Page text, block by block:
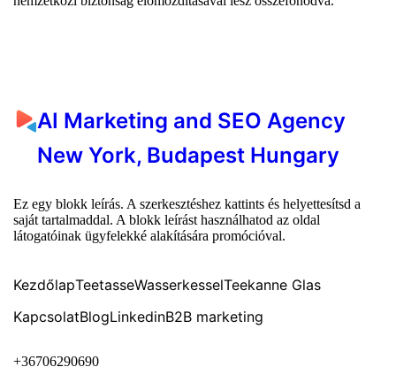
AI Marketing and SEO Agency
New York, Budapest Hungary
Ez egy blokk leírás. A szerkesztéshez kattints és helyettesítsd a
saját tartalmaddal. A blokk leírást használhatod az oldal
látogatóinak ügyfelekké alakítására promócióval.
KezdőlapTeetasseWasserkesselTeekanne Glas
KapcsolatBlogLinkedinB2B marketing
+36706290690